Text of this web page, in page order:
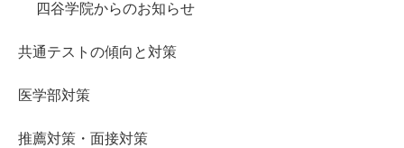
四谷学院からのお知らせ
共通テストの傾向と対策
医学部対策
推薦対策・面接対策